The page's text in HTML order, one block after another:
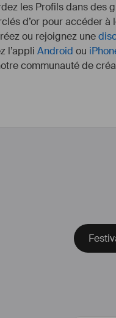
les Profils dans des
d’or pour accéder
ou rejoignez une
l’appli Android ou
communauté de